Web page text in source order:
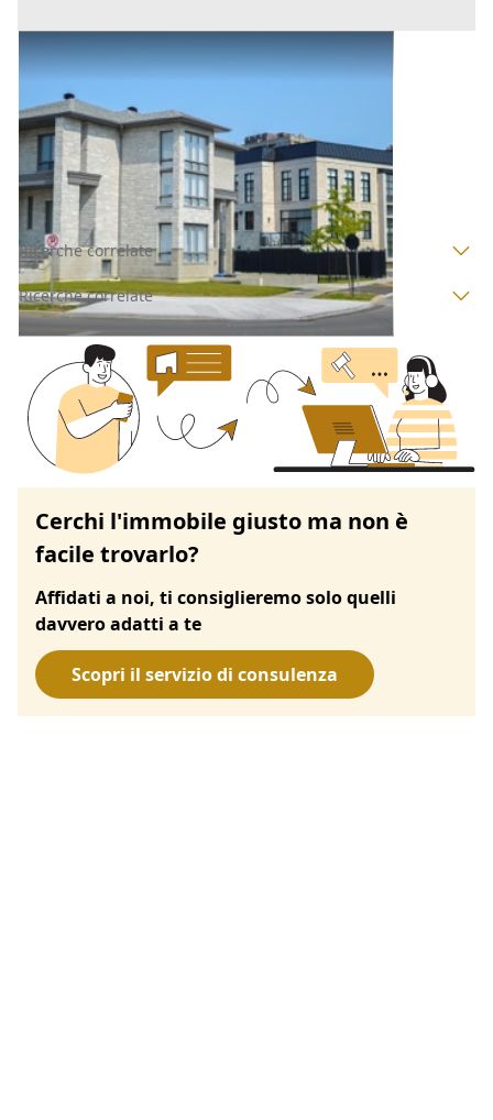
Abitazione di Tipo Civile all'asta a Scano di
Montiferro
Scano di Montiferro (Oristano)
Base d'asta
25.500 €
Asta chiusa
Ricerche correlate
Ricerche correlate
Cerchi l'immobile giusto ma non è
facile trovarlo?
Affidati a noi, ti consiglieremo solo quelli
davvero adatti a te
Scopri il servizio di consulenza